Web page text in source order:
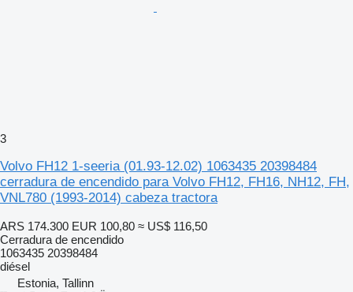
3
Volvo FH12 1-seeria (01.93-12.02) 1063435 20398484
cerradura de encendido para Volvo FH12, FH16, NH12, FH,
VNL780 (1993-2014) cabeza tractora
ARS 174.300 EUR 100,80 ≈ US$ 116,50
Cerradura de encendido
1063435 20398484
diésel
Estonia, Tallinn